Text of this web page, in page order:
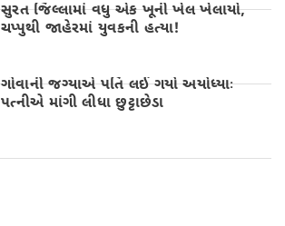
સુરત જિલ્લામાં વધુ એક ખૂની ખેલ ખેલાયો,
ચપ્પુથી જાહેરમાં યુવકની હત્યા!
ગોવાની જગ્યાએ પતિ લઈ ગયો અયોધ્યાઃ
પત્નીએ માંગી લીધા છુટ્ટાછેડા